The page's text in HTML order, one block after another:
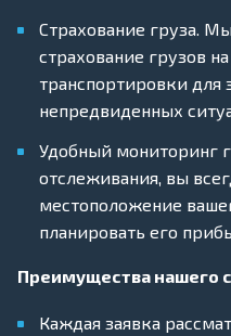
Страхование груза.
страхование грузов
транспортировки
непредвиденных
Удобный мониторинг
отслеживания, вы
местоположение
планировать его
Преимущества нашего
Каждая заявка